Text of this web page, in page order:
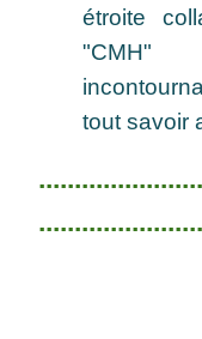
étroite
"CMH"
tout savoir